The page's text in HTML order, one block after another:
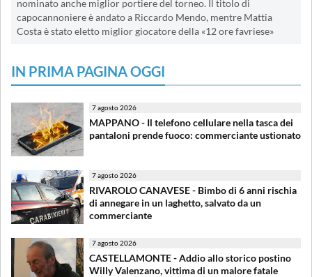
nominato anche miglior portiere del torneo. Il titolo di
capocannoniere è andato a Riccardo Mendo, mentre Mattia
Costa è stato eletto miglior giocatore della «12 ore favriese»
IN PRIMA PAGINA OGGI
7 agosto 2026
MAPPANO - Il telefono cellulare nella tasca dei
pantaloni prende fuoco: commerciante ustionato
7 agosto 2026
RIVAROLO CANAVESE - Bimbo di 6 anni rischia
di annegare in un laghetto, salvato da un
commerciante
7 agosto 2026
CASTELLAMONTE - Addio allo storico postino
Willy Valenzano, vittima di un malore fatale